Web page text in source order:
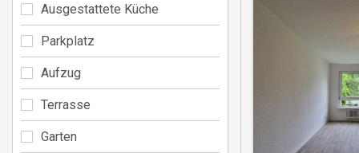
Ausgestattete Küche
Parkplatz
Aufzug
Terrasse
Garten